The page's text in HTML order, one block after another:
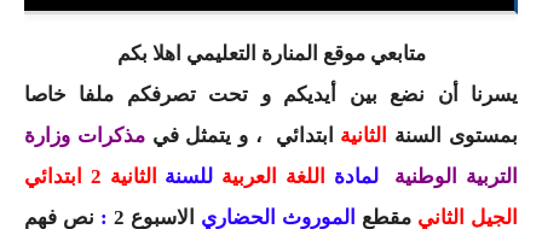
السنة الاولى متوسط
السنة الثانية متوسط
السنة الثالثة متوسط
متابعي موقع المنارة التعليمي اهلا بكم
يسرنا أن نضع بين أيديكم و تحت تصرفكم ملفا خاصا
بمستوى السنة
الثانية ابتدائي ، و يتمثل فيمذكرات وزارة
التربية الوطنية لمادة اللغة العربية للسنة
الثانية 2 ابتدائي
الجيل الثاني مقطع الموروث الحضاري الاسبوع 2 : نص فهم